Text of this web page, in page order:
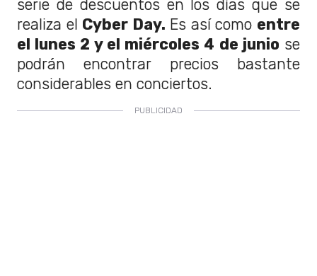
serie de descuentos en los días que se
realiza el Cyber Day. Es así como entre
el lunes 2 y el miércoles 4 de junio se
podrán encontrar precios bastante
considerables en conciertos.